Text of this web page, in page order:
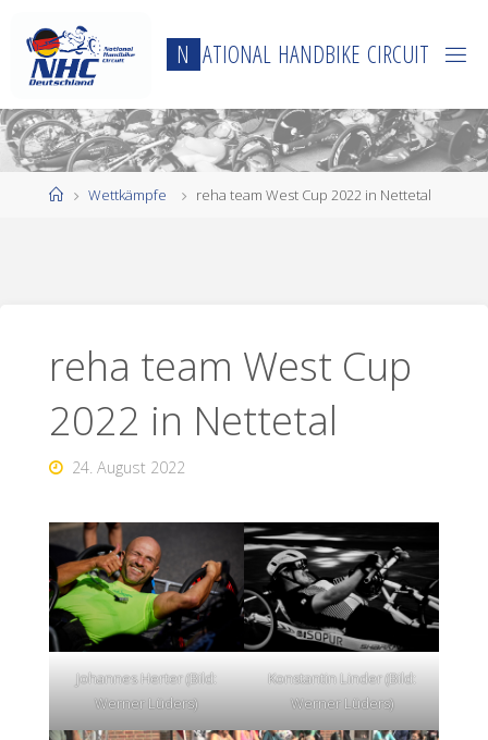
Inhalt
springen
N ATIONAL HANDBIKE CIRCUIT
StartWettkämpfe reha team West Cup 2022 in Nettetal
reha team West Cup
2022 in Nettetal
24. August 2022
Johannes Herter (Bild:
Werner Lüders)
Konstantin Linder (Bild:
Werner Lüders)